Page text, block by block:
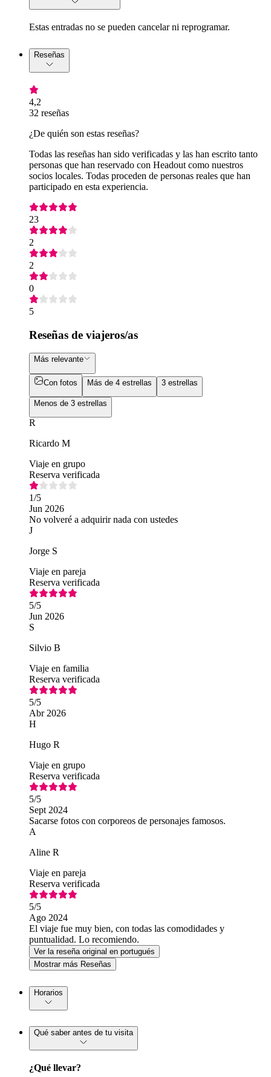
Estas entradas no se pueden cancelar ni reprogramar.
Reseñas
4,2
32 reseñas
¿De quién son estas reseñas?
Todas las reseñas han sido verificadas y las han escrito tanto
personas que han reservado con Headout como nuestros
socios locales. Todas proceden de personas reales que han
participado en esta experiencia.
23
2
2
0
5
Reseñas de viajeros/as
Más relevante
Con fotos Más de 4 estrellas 3 estrellas
Menos de 3 estrellas
R
Ricardo M
Viaje en grupo
Reserva verificada
1/5
Jun 2026
No volveré a adquirir nada con ustedes
J
Jorge S
Viaje en pareja
Reserva verificada
5/5
Jun 2026
S
Silvio B
Viaje en familia
Reserva verificada
5/5
Abr 2026
H
Hugo R
Viaje en grupo
Reserva verificada
5/5
Sept 2024
Sacarse fotos con corporeos de personajes famosos.
A
Aline R
Viaje en pareja
Reserva verificada
5/5
Ago 2024
El viaje fue muy bien, con todas las comodidades y
puntualidad. Lo recomiendo.
Ver la reseña original en portugués
Mostrar más Reseñas
Horarios
Qué saber antes de tu visita
¿Qué llevar?